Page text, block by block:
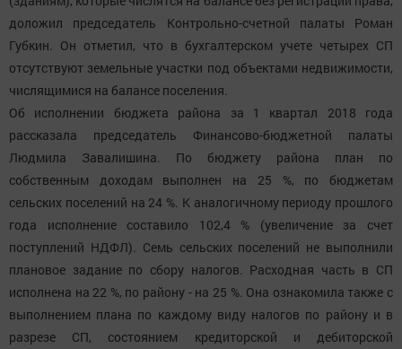
доложил председатель Контрольно-счетной палаты Роман
Губкин. Он отметил, что в бухгалтерском учете четырех СП
отсутствуют земельные участки под объектами недвижимости,
числящимися на балансе поселения.
Об исполнении бюджета района за 1 квартал 2018 года
рассказала председатель Финансово-бюджетной палаты
Людмила Завалишина. По бюджету района план по
собственным доходам выполнен на 25 %, по бюджетам
сельских поселений на 24 %. К аналогичному периоду прошлого
года исполнение составило 102,4 % (увеличение за счет
поступлений НДФЛ). Семь сельских поселений не выполнили
плановое задание по сбору налогов. Расходная часть в СП
исполнена на 22 %, по району - на 25 %. Она ознакомила также с
выполнением плана по каждому виду налогов по району и в
разрезе СП, состоянием кредиторской и дебиторской